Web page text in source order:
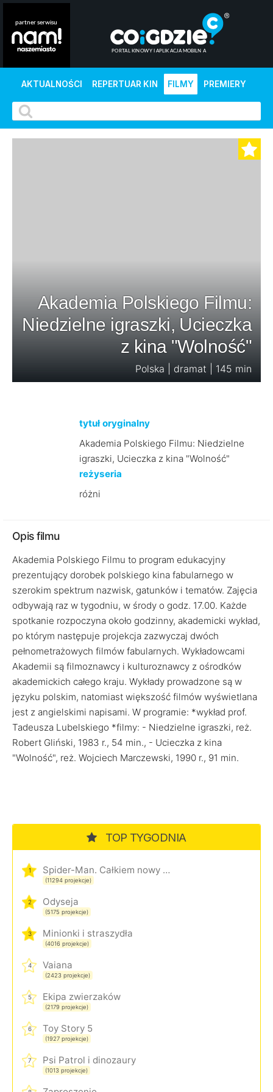
AKTUALNOŚCI REPERTUAR KIN FILMY PREMIERY
Akademia Polskiego Filmu:
Niedzielne igraszki, Ucieczka
z kina "Wolność"
Polska | dramat | 145 min
tytuł oryginalny
Akademia Polskiego Filmu: Niedzielne
igraszki, Ucieczka z kina "Wolność"
reżyseria
różni
Opis filmu
Akademia Polskiego Filmu to program edukacyjny
prezentujący dorobek polskiego kina fabularnego w
szerokim spektrum nazwisk, gatunków i tematów. Zajęcia
odbywają raz w tygodniu, w środy o godz. 17.00. Każde
spotkanie rozpoczyna około godzinny, akademicki wykład,
po którym następuje projekcja zazwyczaj dwóch
pełnometrażowych filmów fabularnych. Wykładowcami
Akademii są filmoznawcy i kulturoznawcy z ośrodków
akademickich całego kraju. Wykłady prowadzone są w
języku polskim, natomiast większość filmów wyświetlana
jest z angielskimi napisami. W programie: *wykład prof.
Tadeusza Lubelskiego *filmy: - Niedzielne igraszki, reż.
Robert Gliński, 1983 r., 54 min., - Ucieczka z kina
"Wolność", reż. Wojciech Marczewski, 1990 r., 91 min.
TOP TYGODNIA
1 Spider-Man. Całkiem nowy dzień
(11294 projekcje)
2 Odyseja
(5175 projekcje)
3 Minionki i straszydła
(4016 projekcje)
4 Vaiana
(2423 projekcje)
5 Ekipa zwierzaków
(2179 projekcje)
6 Toy Story 5
(1927 projekcje)
7 Psi Patrol i dinozaury
(1013 projekcje)